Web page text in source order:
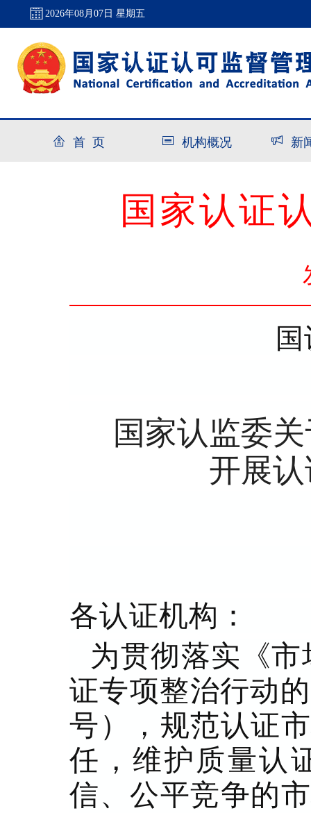
2026年08月07日 星期五
首 页 机构概况 新
国家认证
国家认监委
开展
各认证机构：
为贯彻落实《
证专项整治行动
号），规范认证
任，维护质量认
信、公平竞争的